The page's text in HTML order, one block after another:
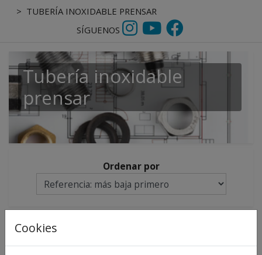
TUBERÍA INOXIDABLE PRENSAR
SÍGUENOS
Tubería inoxidable
prensar
Ordenar por
Cookies